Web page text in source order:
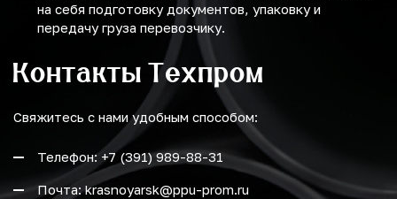
на себя подготовку документов, упаковку и
передачу груза перевозчику.
Контакты Техпром
Свяжитесь с нами удобным способом:
Телефон: +7 (391) 989-88-31
Почта: krasnoyarsk@ppu-prom.ru